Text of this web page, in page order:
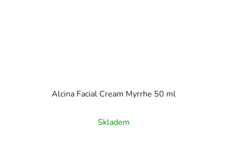
Alcina Facial Cream Myrrhe 50 ml
Skladem